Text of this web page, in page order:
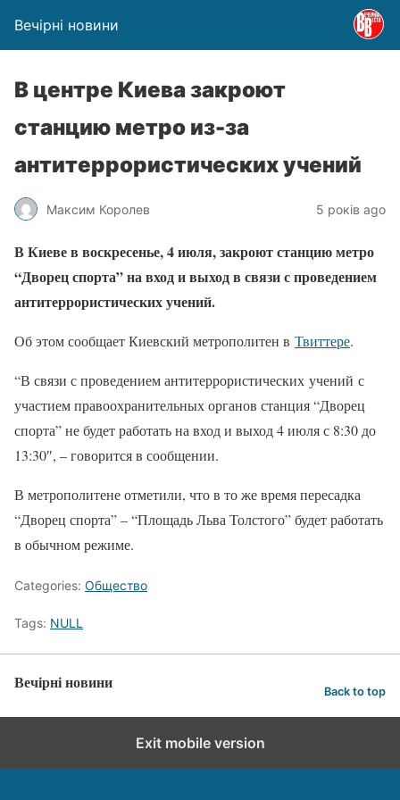
Вечірні новини
В центре Киева закроют
станцию метро из-за
антитеррористических учений
Максим Королев 5 років ago
В Киеве в воскресенье, 4 июля, закроют станцию ​​метро
“Дворец спорта” на вход и выход в связи с проведением
антитеррористических учений.
Об этом сообщает Киевский метрополитен в Твиттере.
“В связи с проведением антитеррористических учений с
участием правоохранительных органов станция “Дворец
спорта” не будет работать на вход и выход 4 июля с 8:30 до
13:30″, – говорится в сообщении.
В метрополитене отметили, что в то же время пересадка
“Дворец спорта” – “Площадь Льва Толстого” будет работать
в обычном режиме.
Categories: Общество
Tags: NULL
Вечірні новини Back to top
Exit mobile version